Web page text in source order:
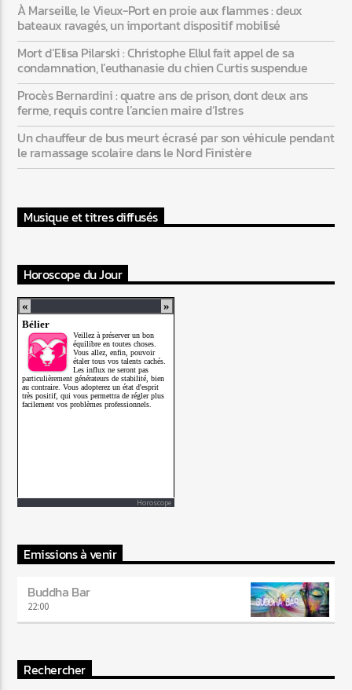
À Marseille, le Vieux-Port en proie aux flammes : deux
bateaux ravagés, un important dispositif mobilisé
Mort d’Elisa Pilarski : Christophe Ellul fait appel de sa
condamnation, l’euthanasie du chien Curtis suspendue
Procès Bernardini : quatre ans de prison, dont deux ans
ferme, requis contre l’ancien maire d’Istres
Un chauffeur de bus meurt écrasé par son véhicule pendant
le ramassage scolaire dans le Nord Finistère
Musique et titres diffusés
Horoscope du Jour
Horoscope
Emissions à venir
Buddha Bar
22:00
Rechercher